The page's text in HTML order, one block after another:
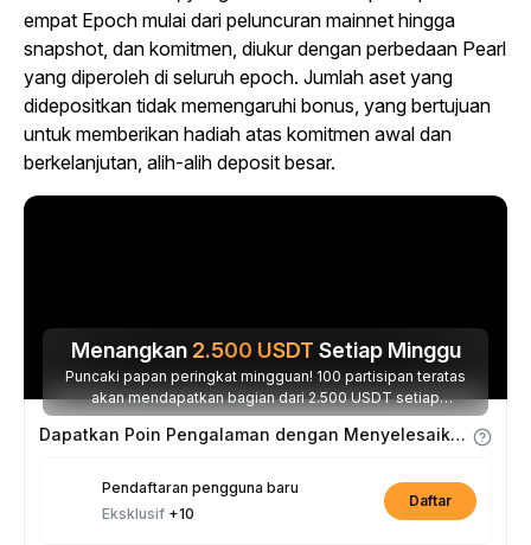
empat Epoch mulai dari peluncuran mainnet hingga
snapshot, dan komitmen, diukur dengan perbedaan Pearl
yang diperoleh di seluruh epoch. Jumlah aset yang
didepositkan tidak memengaruhi bonus, yang bertujuan
untuk memberikan hadiah atas komitmen awal dan
berkelanjutan, alih-alih deposit besar.
Menangkan 2.500 USDT Setiap Minggu
Puncaki papan peringkat mingguan! 100 partisipan teratas
akan mendapatkan bagian dari 2.500 USDT setiap
minggunya.
Dapatkan Poin Pengalaman dengan Menyelesaikan Tugas
Pendaftaran pengguna baru
Eksklusif +10
Daftar